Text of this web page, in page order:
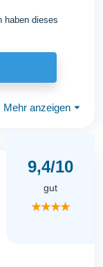
haben dieses
Mehr anzeigen ⏷
9,4/10
gut
★★★★